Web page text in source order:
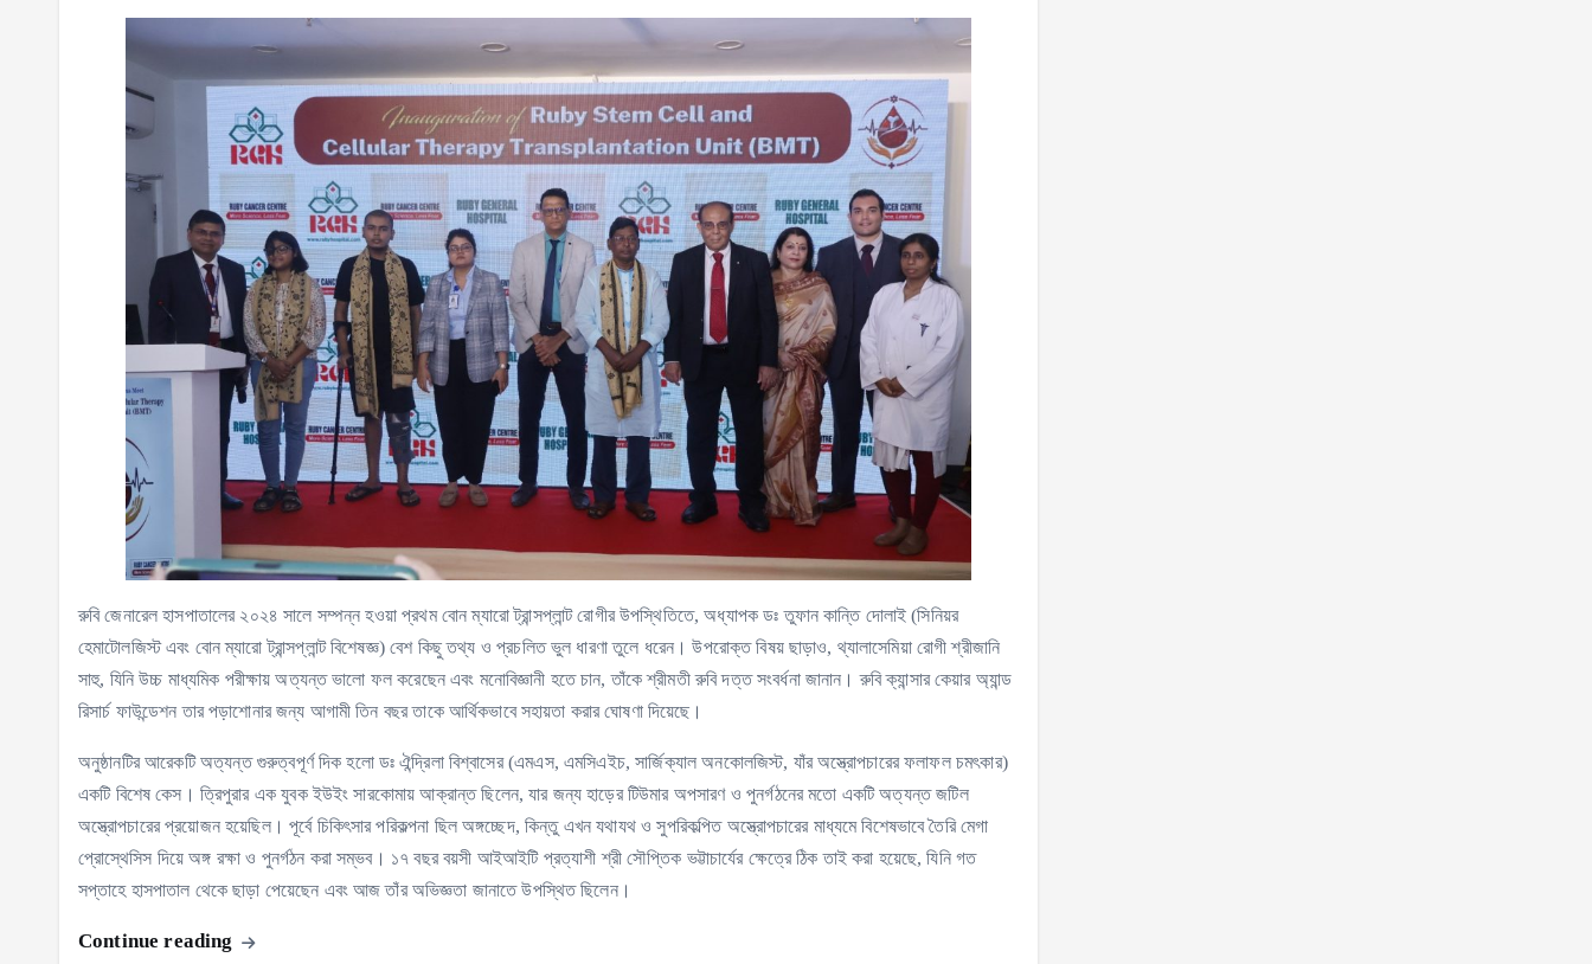
রুবি জেনারেল হাসপাতালের ২০২৪ সালে সম্পন্ন হওয়া প্রথম বোন ম্যারো ট্রান্সপ্লান্ট রোগীর উপস্থিতিতে, অধ্যাপক ডঃ তুফান কান্তি দোলাই (সিনিয়র
হেমাটোলজিস্ট এবং বোন ম্যারো ট্রান্সপ্লান্ট বিশেষজ্ঞ) বেশ কিছু তথ্য ও প্রচলিত ভুল ধারণা তুলে ধরেন। উপরোক্ত বিষয় ছাড়াও, থ্যালাসেমিয়া রোগী শ্রীজানি
সাহু, যিনি উচ্চ মাধ্যমিক পরীক্ষায় অত্যন্ত ভালো ফল করেছেন এবং মনোবিজ্ঞানী হতে চান, তাঁকে শ্রীমতী রুবি দত্ত সংবর্ধনা জানান। রুবি ক্যান্সার কেয়ার অ্যান্ড
রিসার্চ ফাউন্ডেশন তার পড়াশোনার জন্য আগামী তিন বছর তাকে আর্থিকভাবে সহায়তা করার ঘোষণা দিয়েছে।
অনুষ্ঠানটির আরেকটি অত্যন্ত গুরুত্বপূর্ণ দিক হলো ডঃ ঐন্দ্রিলা বিশ্বাসের (এমএস, এমসিএইচ, সার্জিক্যাল অনকোলজিস্ট, যাঁর অস্ত্রোপচারের ফলাফল চমৎকার)
একটি বিশেষ কেস। ত্রিপুরার এক যুবক ইউইং সারকোমায় আক্রান্ত ছিলেন, যার জন্য হাড়ের টিউমার অপসারণ ও পুনর্গঠনের মতো একটি অত্যন্ত জটিল
অস্ত্রোপচারের প্রয়োজন হয়েছিল। পূর্বে চিকিৎসার পরিকল্পনা ছিল অঙ্গচ্ছেদ, কিন্তু এখন যথাযথ ও সুপরিকল্পিত অস্ত্রোপচারের মাধ্যমে বিশেষভাবে তৈরি মেগা
প্রোস্থেসিস দিয়ে অঙ্গ রক্ষা ও পুনর্গঠন করা সম্ভব। ১৭ বছর বয়সী আইআইটি প্রত্যাশী শ্রী সৌপ্তিক ভট্টাচার্যের ক্ষেত্রে ঠিক তাই করা হয়েছে, যিনি গত
সপ্তাহে হাসপাতাল থেকে ছাড়া পেয়েছেন এবং আজ তাঁর অভিজ্ঞতা জানাতে উপস্থিত ছিলেন।
Continue reading